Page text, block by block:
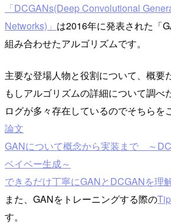
「DCGANs(Deep Convolutional
Networks)」 は2016年に発表された「
組み合わせたアルゴリズムです。
主要な登場人物と役割について、概要
もしアルゴリズムの詳細について調べ
ログが多々存在しているのでそちらを
論文
GANについて概念から実装まで ～
ベイベー生成～
できるだけ丁寧にGANとDCGANを理
また、GANをトレーニングする際の
す。